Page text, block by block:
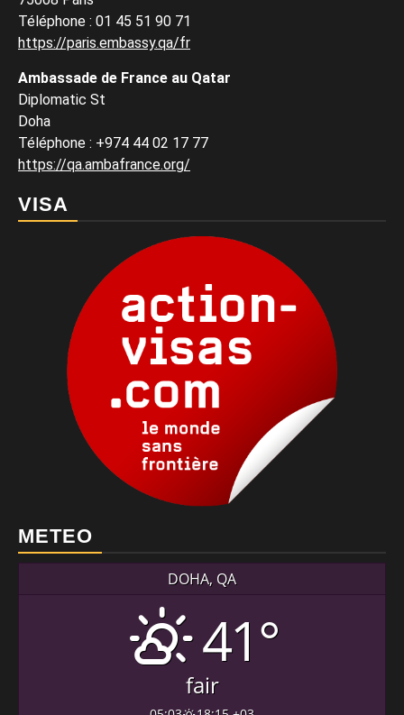
Téléphone : 01 45 51 90 71
https://paris.embassy.qa/fr
Ambassade de France au Qatar
Diplomatic St
Doha
Téléphone : +974 44 02 17 77
https://qa.ambafrance.org/
VISA
METEO
DOHA, QA
41°
fair